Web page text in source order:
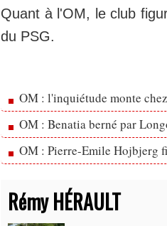
Quant à l'OM, le club
du PSG.
OM : l'inquiétude monte
OM : Benatia berné par
OM : Pierre-Emile Hojbjerg
Rémy HÉRAULT